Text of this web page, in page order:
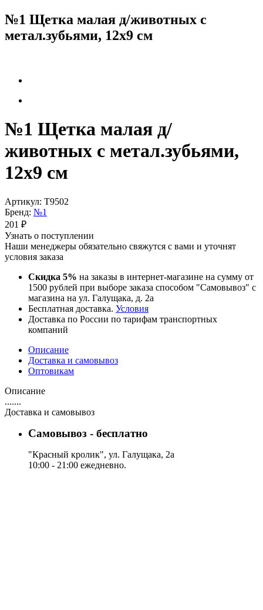
№1 Щетка малая д/животных с
метал.зубьями, 12х9 см
№1 Щетка малая д/
животных с метал.зубьями,
12х9 см
Артикул: Т9502
Бренд: №1
201 ₽
Узнать о поступлении
Наши менеджеры обязательно свяжутся с вами и уточнят
условия заказа
Скидка 5% на заказы в интернет-магазине на сумму от
1500 рублей при выборе заказа способом "Самовывоз" с
магазина на ул. Галущака, д. 2а
Бесплатная доставка. Условия
Доставка по России по тарифам транспортных
компаний
Описание
Доставка и самовывоз
Оптовикам
Описание
.......
Доставка и самовывоз
Самовывоз - бесплатно
"Красный кролик", ул. Галущака, 2а
10:00 - 21:00 ежедневно.